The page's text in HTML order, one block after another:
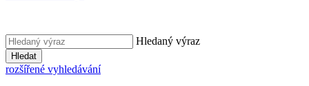
Hledaný výraz
Hledat
rozšířené vyhledávání